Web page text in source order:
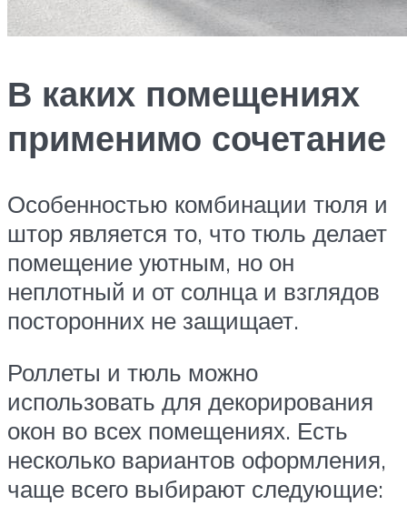
В каких помещениях
применимо сочетание
Особенностью комбинации тюля и
штор является то, что тюль делает
помещение уютным, но он
неплотный и от солнца и взглядов
посторонних не защищает.
Роллеты и тюль можно
использовать для декорирования
окон во всех помещениях. Есть
несколько вариантов оформления,
чаще всего выбирают следующие: